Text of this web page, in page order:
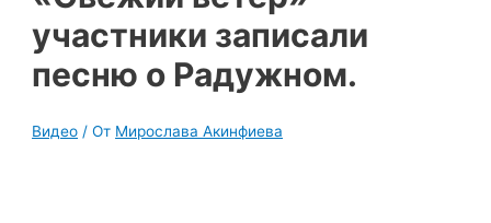
участники записали
песню о Радужном.
Видео / От Мирослава Акинфиева